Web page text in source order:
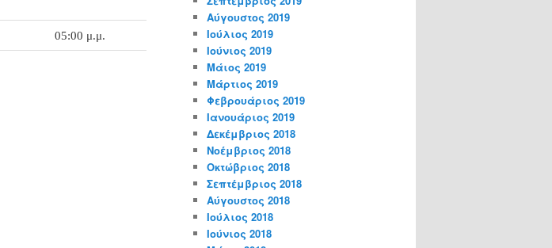
05:00 μ.μ.
Αύγουστος 2019
Ιούλιος 2019
Ιούνιος 2019
Μάιος 2019
Μάρτιος 2019
Φεβρουάριος 2019
Ιανουάριος 2019
Δεκέμβριος 2018
Νοέμβριος 2018
Οκτώβριος 2018
Σεπτέμβριος 2018
Αύγουστος 2018
Ιούλιος 2018
Ιούνιος 2018